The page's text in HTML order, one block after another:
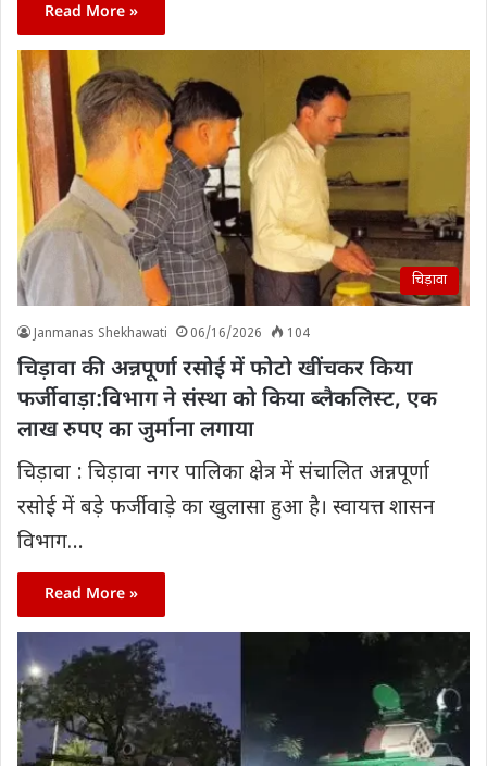
Read More »
चिड़ावा
Janmanas Shekhawati 06/16/2026 104
चिड़ावा की अन्नपूर्णा रसोई में फोटो खींचकर किया
फर्जीवाड़ा:विभाग ने संस्था को किया ब्लैकलिस्ट, एक
लाख रुपए का जुर्माना लगाया
चिड़ावा : चिड़ावा नगर पालिका क्षेत्र में संचालित अन्नपूर्णा
रसोई में बड़े फर्जीवाड़े का खुलासा हुआ है। स्वायत्त शासन
विभाग…
Read More »